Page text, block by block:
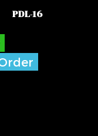
PDL-16